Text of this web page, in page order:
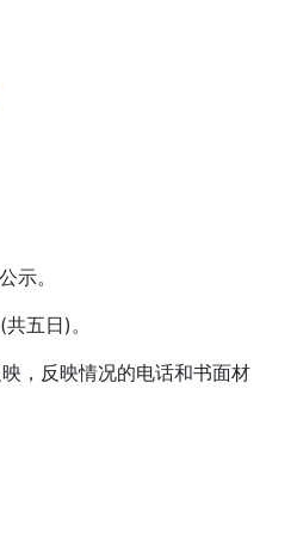
示。
五日)。
，反映情况的电话和书面材